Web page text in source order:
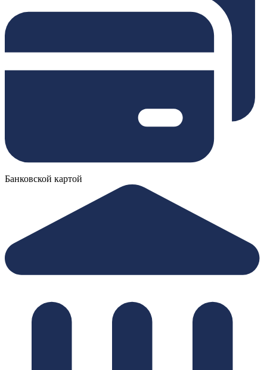
Банковской картой